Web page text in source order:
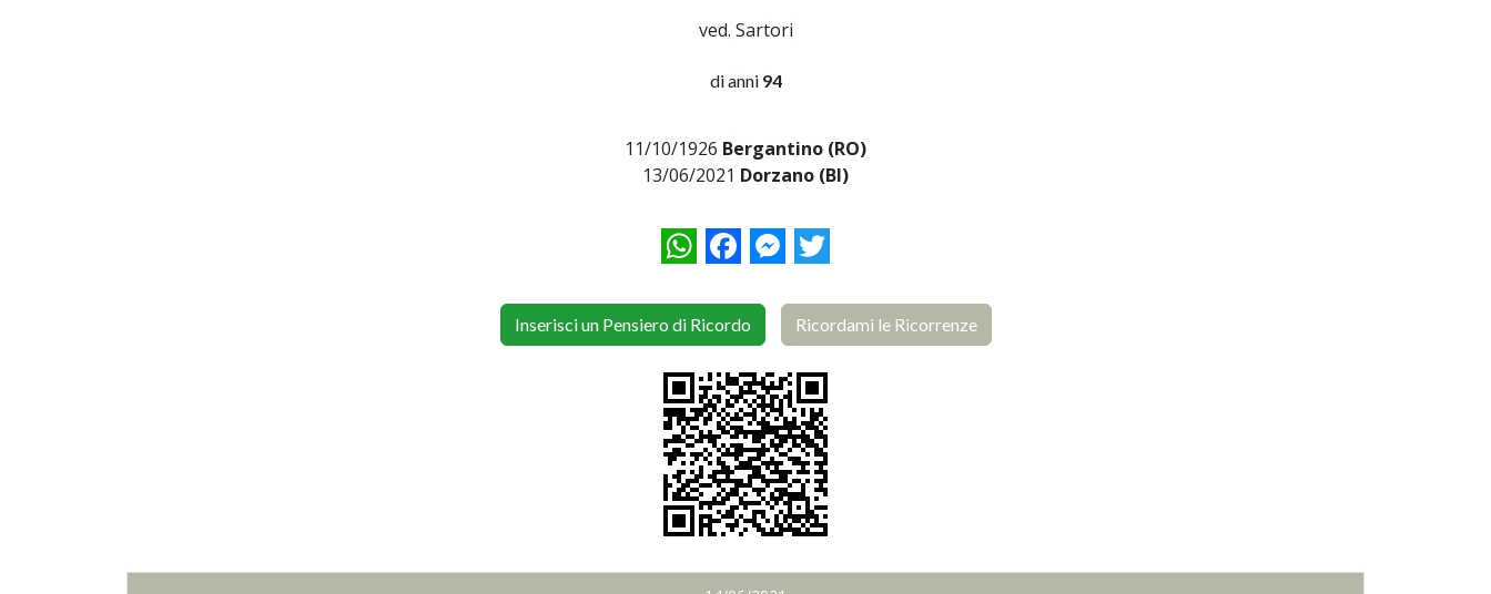
ved. Sartori
di anni 94
11/10/1926 Bergantino (RO)
13/06/2021 Dorzano (BI)
WhatsAppFacebookMessenger
Twitter
Inserisci un Pensiero di Ricordo Ricordami le Ricorrenze